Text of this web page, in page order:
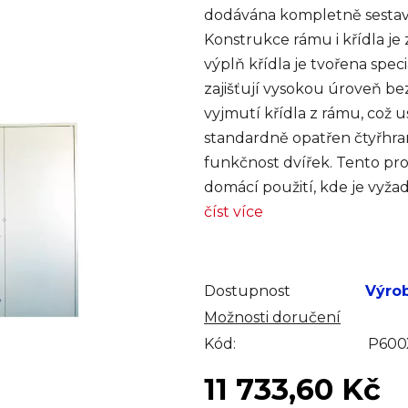
dodávána kompletně
Konstrukce rámu i křídla
výplň křídla je tvořena
zajišťují vysokou úroveň
vyjmutí křídla z rámu, což
standardně opatřen
funkčnost dvířek. Tento
domácí použití, kde je
číst více
Dostupnost
Možnosti doručení
Kód:
11 733,60 Kč